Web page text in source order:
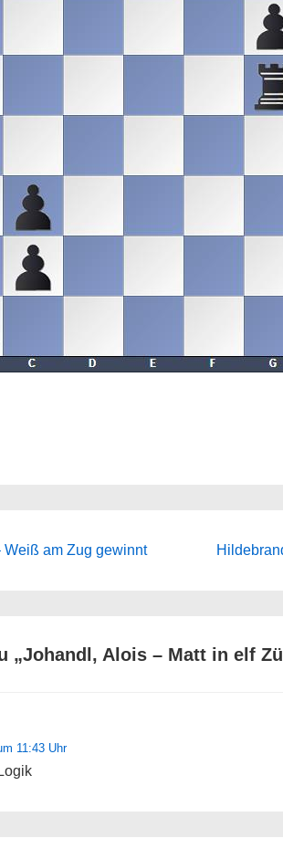
Weiß am Zug gewinnt
Next
„Johandl, Alois – Matt in elf
11:43 Uhr